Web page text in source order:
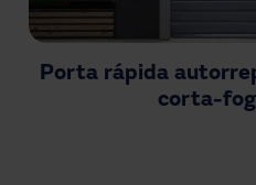
Porta rápida
corta-